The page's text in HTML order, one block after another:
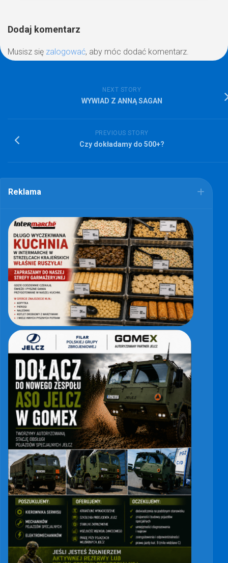
Dodaj komentarz
Musisz się zalogować, aby móc dodać komentarz.
NEXT STORY
WYWIAD Z ANNĄ SAGAN
PREVIOUS STORY
Czy dokładamy do 500+?
Reklama